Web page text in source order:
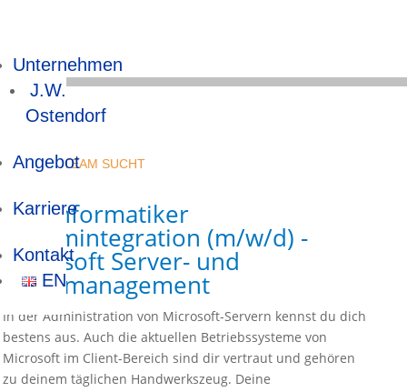
Unternehmen
J.W.
Ostendorf
Angebot
Karriere
Kontakt
EN
UNSER IT-TEAM SUCHT
Fachinformatiker
Systemintegration (m/w/d) -
Microsoft Server- und
Clientmanagement
In der Administration von Microsoft-Servern kennst du dich
bestens aus. Auch die aktuellen Betriebssysteme von
Microsoft im Client-Bereich sind dir vertraut und gehören
zu deinem täglichen Handwerkszeug. Deine